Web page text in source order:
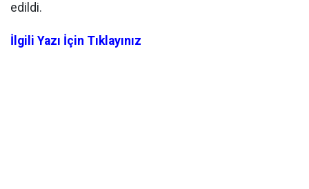
edildi.
İlgili Yazı İçin Tıklayınız